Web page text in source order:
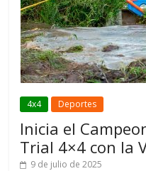
4x4 Deportes
Inicia el
Trial 4×4 con la
9 de julio de 2025